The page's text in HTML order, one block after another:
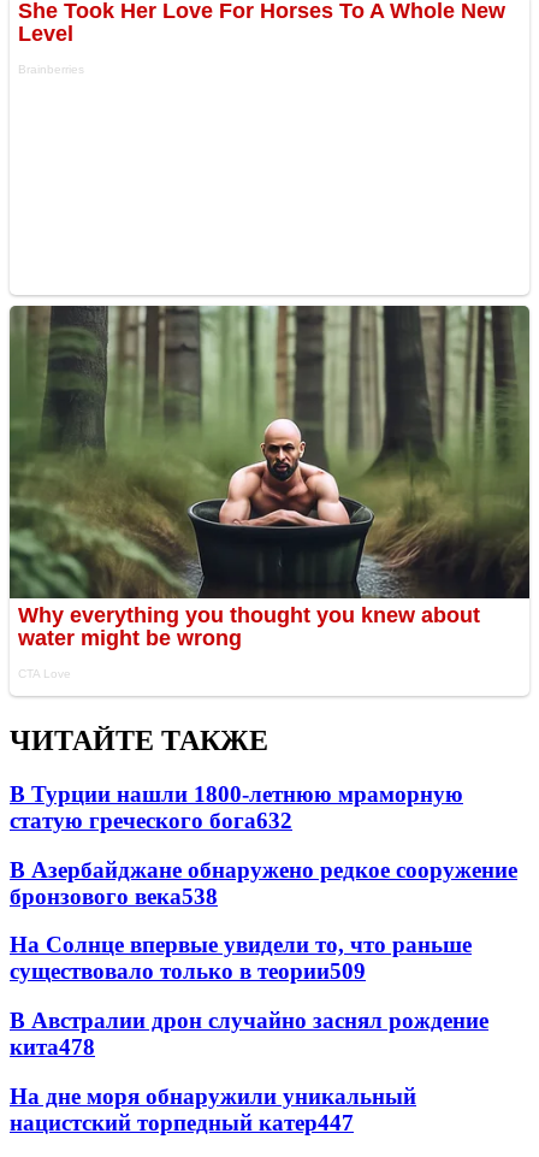
ЧИТАЙТЕ ТАКЖЕ
В Турции нашли 1800-летнюю мраморную
статую греческого бога632
В Азербайджане обнаружено редкое сооружение
бронзового века538
На Солнце впервые увидели то, что раньше
существовало только в теории509
В Австралии дрон случайно заснял рождение
кита478
На дне моря обнаружили уникальный
нацистский торпедный катер447